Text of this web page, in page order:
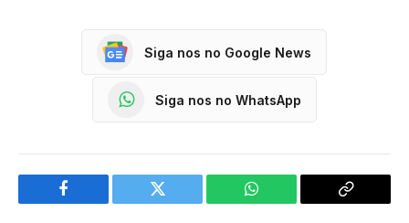
Siga nos no Google News
Siga nos no WhatsApp
Facebook Twitter WhatsApp Copy